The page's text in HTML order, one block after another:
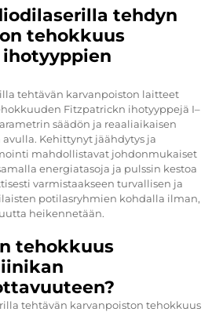
tehdyn
tehokkuus
tehtävän karvanpoiston laitteet
Fitzpatrickn ihotyyppejä I–
säädön ja reaaliaikaisen
Kehittynyt jäähdytys ja
mahdollistavat johdonmukaiset
energiatasoja ja pulssin kestoa
varmistaakseen turvallisen ja
potilasryhmien kohdalla ilman,
heikennetään.
tehokkuus
tehtävän karvanpoiston tehokkuus